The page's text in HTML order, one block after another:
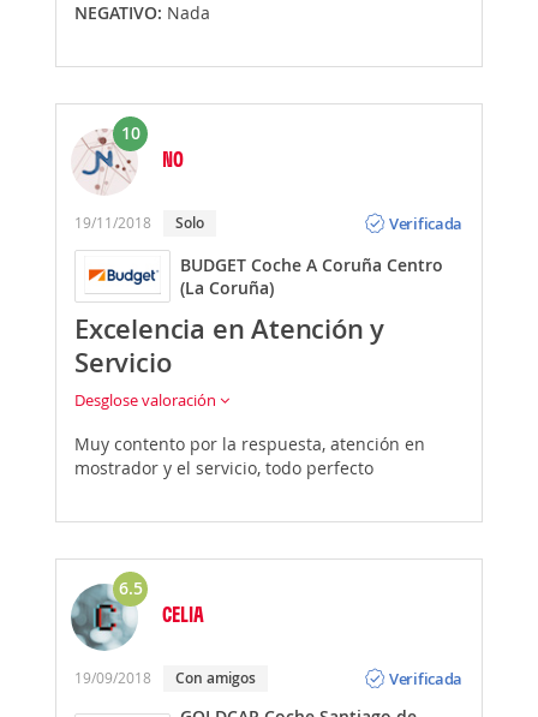
NEGATIVO: Nada
10
NO
19/11/2018 Solo
Verificada
BUDGET Coche A Coruña Centro
(La Coruña)
Excelencia en Atención y
Servicio
Desglose valoración
Muy contento por la respuesta, atención en
mostrador y el servicio, todo perfecto
6.5
CELIA
19/09/2018 Con amigos
Verificada